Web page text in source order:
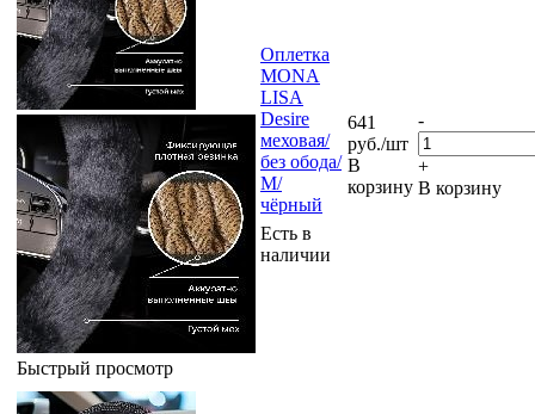
Быстрый просмотр
Оплетка
MONA
LISA
Desire
меховая/
без обода/
М/
чёрный
Есть в
наличии
641
руб./шт
В
корзину
-
+
В корзину